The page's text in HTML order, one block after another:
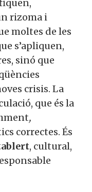
i a partir
ruptura amb
la causa de
la
rizoma i
moltes de
que
resolen res,
o generen
de la
i
nostra